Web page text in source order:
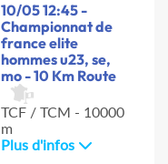
10/05 12:45 -
Championnat de
france elite
hommes u23, se,
mo - 10 Km Route
TCF / TCM - 10000
m
Plus d'infos